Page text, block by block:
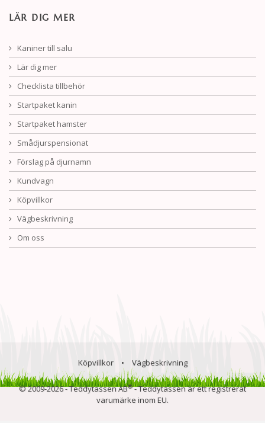
LÄR DIG MER
Kaniner till salu
Lär dig mer
Checklista tillbehör
Startpaket kanin
Startpaket hamster
Smådjurspensionat
Förslag på djurnamn
Kundvagn
Köpvillkor
Vägbeskrivning
Om oss
Köpvillkor • Vägbeskrivning
© 2009-2026 - Teddytassen AB®- Teddytassen är ett registrerat
varumärke inom EU.